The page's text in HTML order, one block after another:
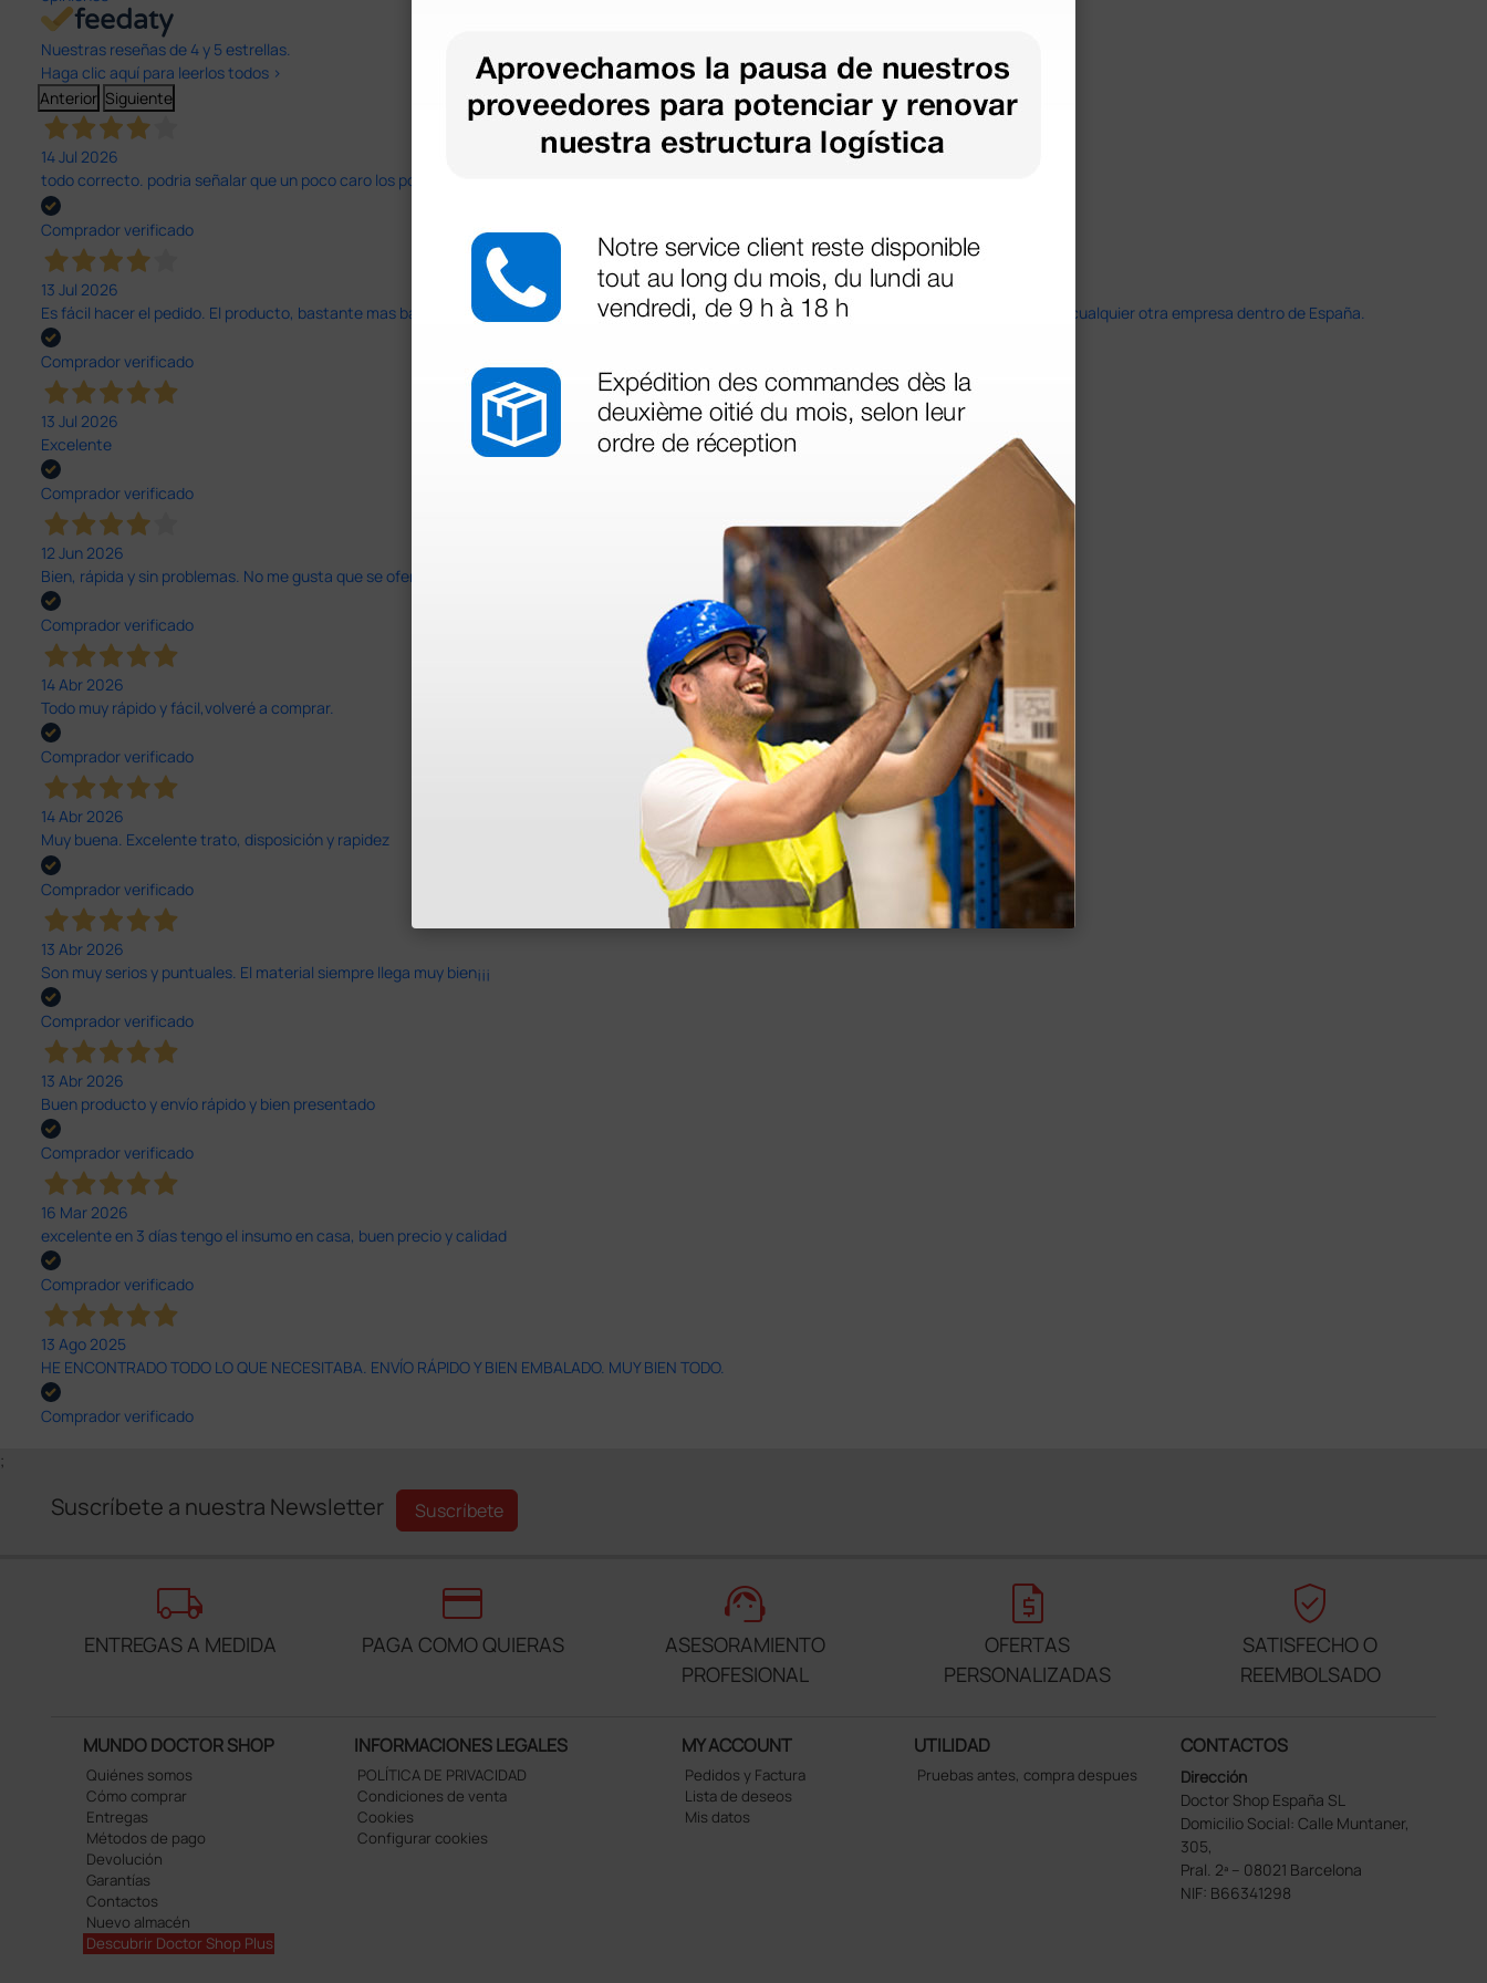
Nuestras reseñas de 4 y 5 estrellas.
Haga clic aquí para leerlos todos >
Anterior Siguiente
14 Jul 2026
todo correcto. podria señalar que un poco caro los portes y el plazo de entrega se alarga.
Comprador verificado
13 Jul 2026
Es fácil hacer el pedido. El producto, bastante mas barato que en otras plataformas de material médico. Pero el envío cuesta más del doble que en cualquier otra empresa dentro de España.
Comprador verificado
13 Jul 2026
Excelente
Comprador verificado
12 Jun 2026
Bien, rápida y sin problemas. No me gusta que se oferten productos sin incluir el IVA que luego nos van a cobrar.
Comprador verificado
14 Abr 2026
Todo muy rápido y fácil,volveré a comprar.
Comprador verificado
14 Abr 2026
Muy buena. Excelente trato, disposición y rapidez
Comprador verificado
13 Abr 2026
Son muy serios y puntuales. El material siempre llega muy bien¡¡¡
Comprador verificado
13 Abr 2026
Buen producto y envío rápido y bien presentado
Comprador verificado
16 Mar 2026
excelente en 3 días tengo el insumo en casa, buen precio y calidad
Comprador verificado
13 Ago 2025
HE ENCONTRADO TODO LO QUE NECESITABA. ENVÍO RÁPIDO Y BIEN EMBALADO. MUY BIEN TODO.
Comprador verificado
;
Suscríbete a nuestra Newsletter Suscríbete
local_shipping
ENTREGAS A MEDIDA
credit_card
PAGA COMO QUIERAS
support_agent
ASESORAMIENTO
PROFESIONAL
request_quote
OFERTAS
PERSONALIZADAS
verified_user
SATISFECHO O
REEMBOLSADO
MUNDO DOCTOR SHOP
Quiénes somos
Cómo comprar
Entregas
Métodos de pago
Devolución
Garantías
Contactos
Nuevo almacén
Descubrir Doctor Shop Plus
INFORMACIONES LEGALES
POLÍTICA DE PRIVACIDAD
Condiciones de venta
Cookies
Configurar cookies
MY ACCOUNT
Pedidos y Factura
Lista de deseos
Mis datos
UTILIDAD
Pruebas antes, compra despues
CONTACTOS
Dirección
Doctor Shop España SL
Domicilio Social: Calle Muntaner,
305,
Pral. 2ª – 08021 Barcelona
NIF: B66341298